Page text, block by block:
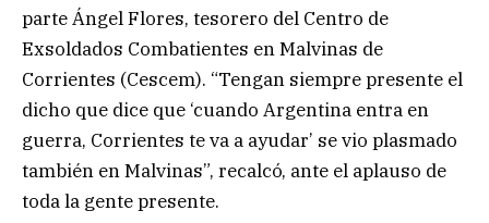
parte Ángel Flores, tesorero del Centro de
Exsoldados Combatientes en Malvinas de
Corrientes (Cescem). “Tengan siempre presente el
dicho que dice que ‘cuando Argentina entra en
guerra, Corrientes te va a ayudar’ se vio plasmado
también en Malvinas”, recalcó, ante el aplauso de
toda la gente presente.